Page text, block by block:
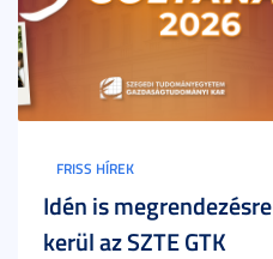
FRISS HÍREK
Idén is megrendezésre
kerül az SZTE GTK